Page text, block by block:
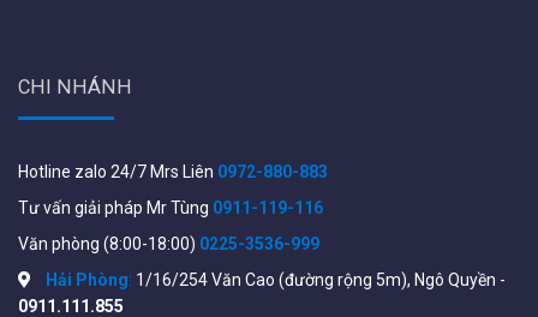
CHI NHÁNH
Hotline zalo 24/7 Mrs Liên 0972-880-883
Tư vấn giải pháp Mr Tùng 0911-119-116
Văn phòng (8:00-18:00) 0225-3536-999
Hải Phòng: 1/16/254 Văn Cao (đường rộng 5m), Ngô Quyền -
0911.111.855